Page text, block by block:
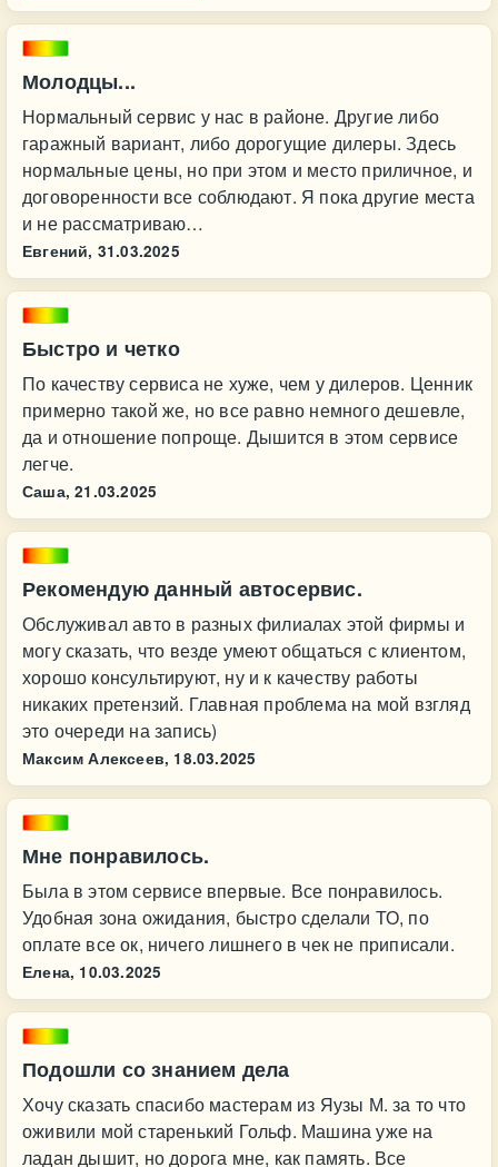
Молодцы...
Нормальный сервис у нас в районе. Другие либо
гаражный вариант, либо дорогущие дилеры. Здесь
нормальные цены, но при этом и место приличное, и
договоренности все соблюдают. Я пока другие места
и не рассматриваю…
Евгений, 31.03.2025
Быстро и четко
По качеству сервиса не хуже, чем у дилеров. Ценник
примерно такой же, но все равно немного дешевле,
да и отношение попроще. Дышится в этом сервисе
легче.
Саша, 21.03.2025
Рекомендую данный автосервис.
Обслуживал авто в разных филиалах этой фирмы и
могу сказать, что везде умеют общаться с клиентом,
хорошо консультируют, ну и к качеству работы
никаких претензий. Главная проблема на мой взгляд
это очереди на запись)
Максим Алексеев, 18.03.2025
Мне понравилось.
Была в этом сервисе впервые. Все понравилось.
Удобная зона ожидания, быстро сделали ТО, по
оплате все ок, ничего лишнего в чек не приписали.
Елена, 10.03.2025
Подошли со знанием дела
Хочу сказать спасибо мастерам из Яузы М. за то что
оживили мой старенький Гольф. Машина уже на
ладан дышит, но дорога мне, как память. Все